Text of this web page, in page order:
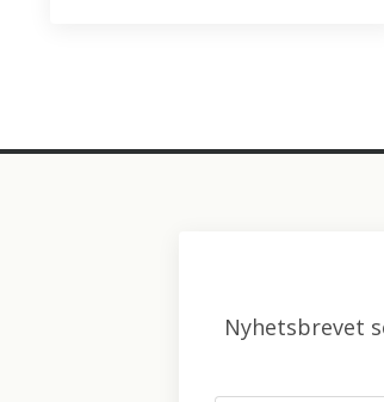
Nyhetsbrevet